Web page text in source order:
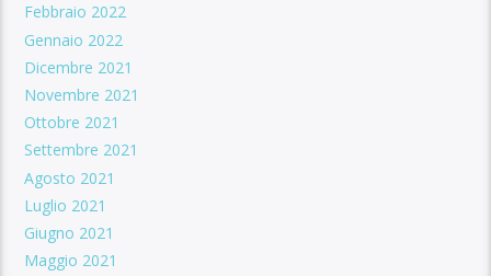
Febbraio 2022
Gennaio 2022
Dicembre 2021
Novembre 2021
Ottobre 2021
Settembre 2021
Agosto 2021
Luglio 2021
Giugno 2021
Maggio 2021